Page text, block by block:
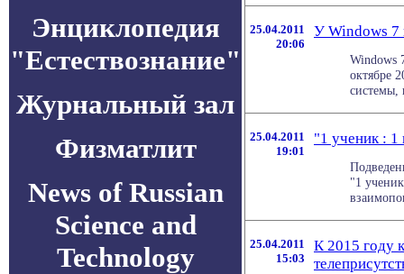
Энциклопедия
"Естествознание"
Журнальный зал
Физматлит
News of Russian
Science and
Technology
25.04.2011
20:06
У Windows 7
Windows
октябре
системы,
25.04.2011
19:01
"1 ученик : 1
"1
25.04.2011
15:03
К 2015 году